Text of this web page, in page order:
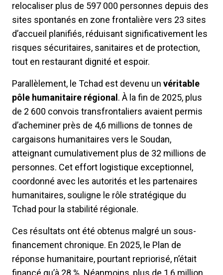
relocaliser plus de 597 000 personnes depuis des
sites spontanés en zone frontalière vers 23 sites
d’accueil planifiés, réduisant significativement les
risques sécuritaires, sanitaires et de protection,
tout en restaurant dignité et espoir.
Parallèlement, le Tchad est devenu un véritable
pôle humanitaire régional . À la fin de 2025, plus
de 2 600 convois transfrontaliers avaient permis
d’acheminer près de 4,6 millions de tonnes de
cargaisons humanitaires vers le Soudan,
atteignant cumulativement plus de 32 millions de
personnes. Cet effort logistique exceptionnel,
coordonné avec les autorités et les partenaires
humanitaires, souligne le rôle stratégique du
Tchad pour la stabilité régionale.
Ces résultats ont été obtenus malgré un sous-
financement chronique. En 2025, le Plan de
réponse humanitaire, pourtant repriorisé, n’était
financé qu’à 28 %. Néanmoins, plus de 1,6 million